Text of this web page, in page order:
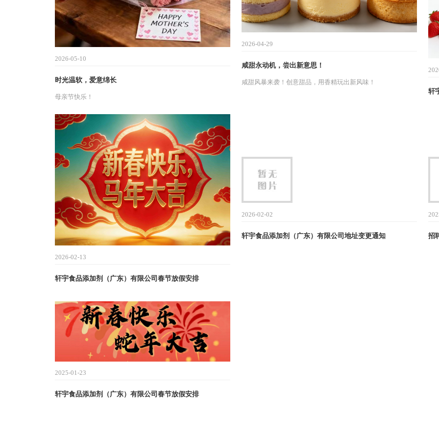
2026-05-10
时光温软，爱意绵长
母亲节快乐！
2026-04-29
咸甜永动机，尝出新意思！
咸甜风暴来袭！创意甜品，用香精玩出新风味！
轩
2026-02-13
轩宇食品添加剂（广东）有限公司春节放假安排
2026-02-02
轩宇食品添加剂（广东）有限公司地址变更通知 招
2025-01-23
轩宇食品添加剂（广东）有限公司春节放假安排